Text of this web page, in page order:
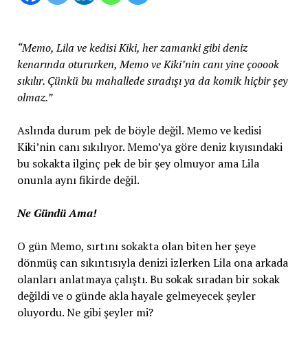
“Memo, Lila ve kedisi Kiki, her zamanki gibi deniz
kenarında otururken, Memo ve Kiki’nin canı yine çooook
sıkılır. Çünkü bu mahallede sıradışı ya da komik hiçbir şey
olmaz.”
Aslında durum pek de böyle değil. Memo ve kedisi
Kiki’nin canı sıkılıyor. Memo’ya göre deniz kıyısındaki
bu sokakta ilginç pek de bir şey olmuyor ama Lila
onunla aynı fikirde değil.
Ne Gündü Ama!
O gün Memo, sırtını sokakta olan biten her şeye
dönmüş can sıkıntısıyla denizi izlerken Lila ona arkada
olanları anlatmaya çalıştı. Bu sokak sıradan bir sokak
değildi ve o günde akla hayale gelmeyecek şeyler
oluyordu. Ne gibi şeyler mi?